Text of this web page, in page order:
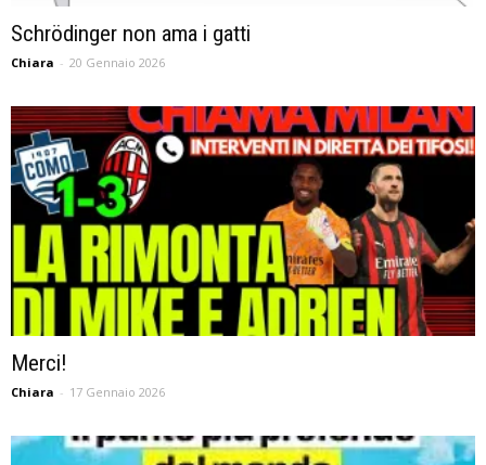
Schrödinger non ama i gatti
Chiara - 20 Gennaio 2026
Merci!
Chiara - 17 Gennaio 2026